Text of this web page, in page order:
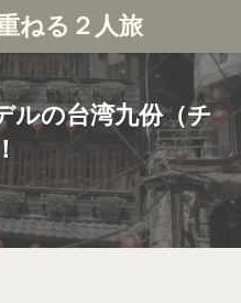
ねる２人旅
ルの台湾九份（チ